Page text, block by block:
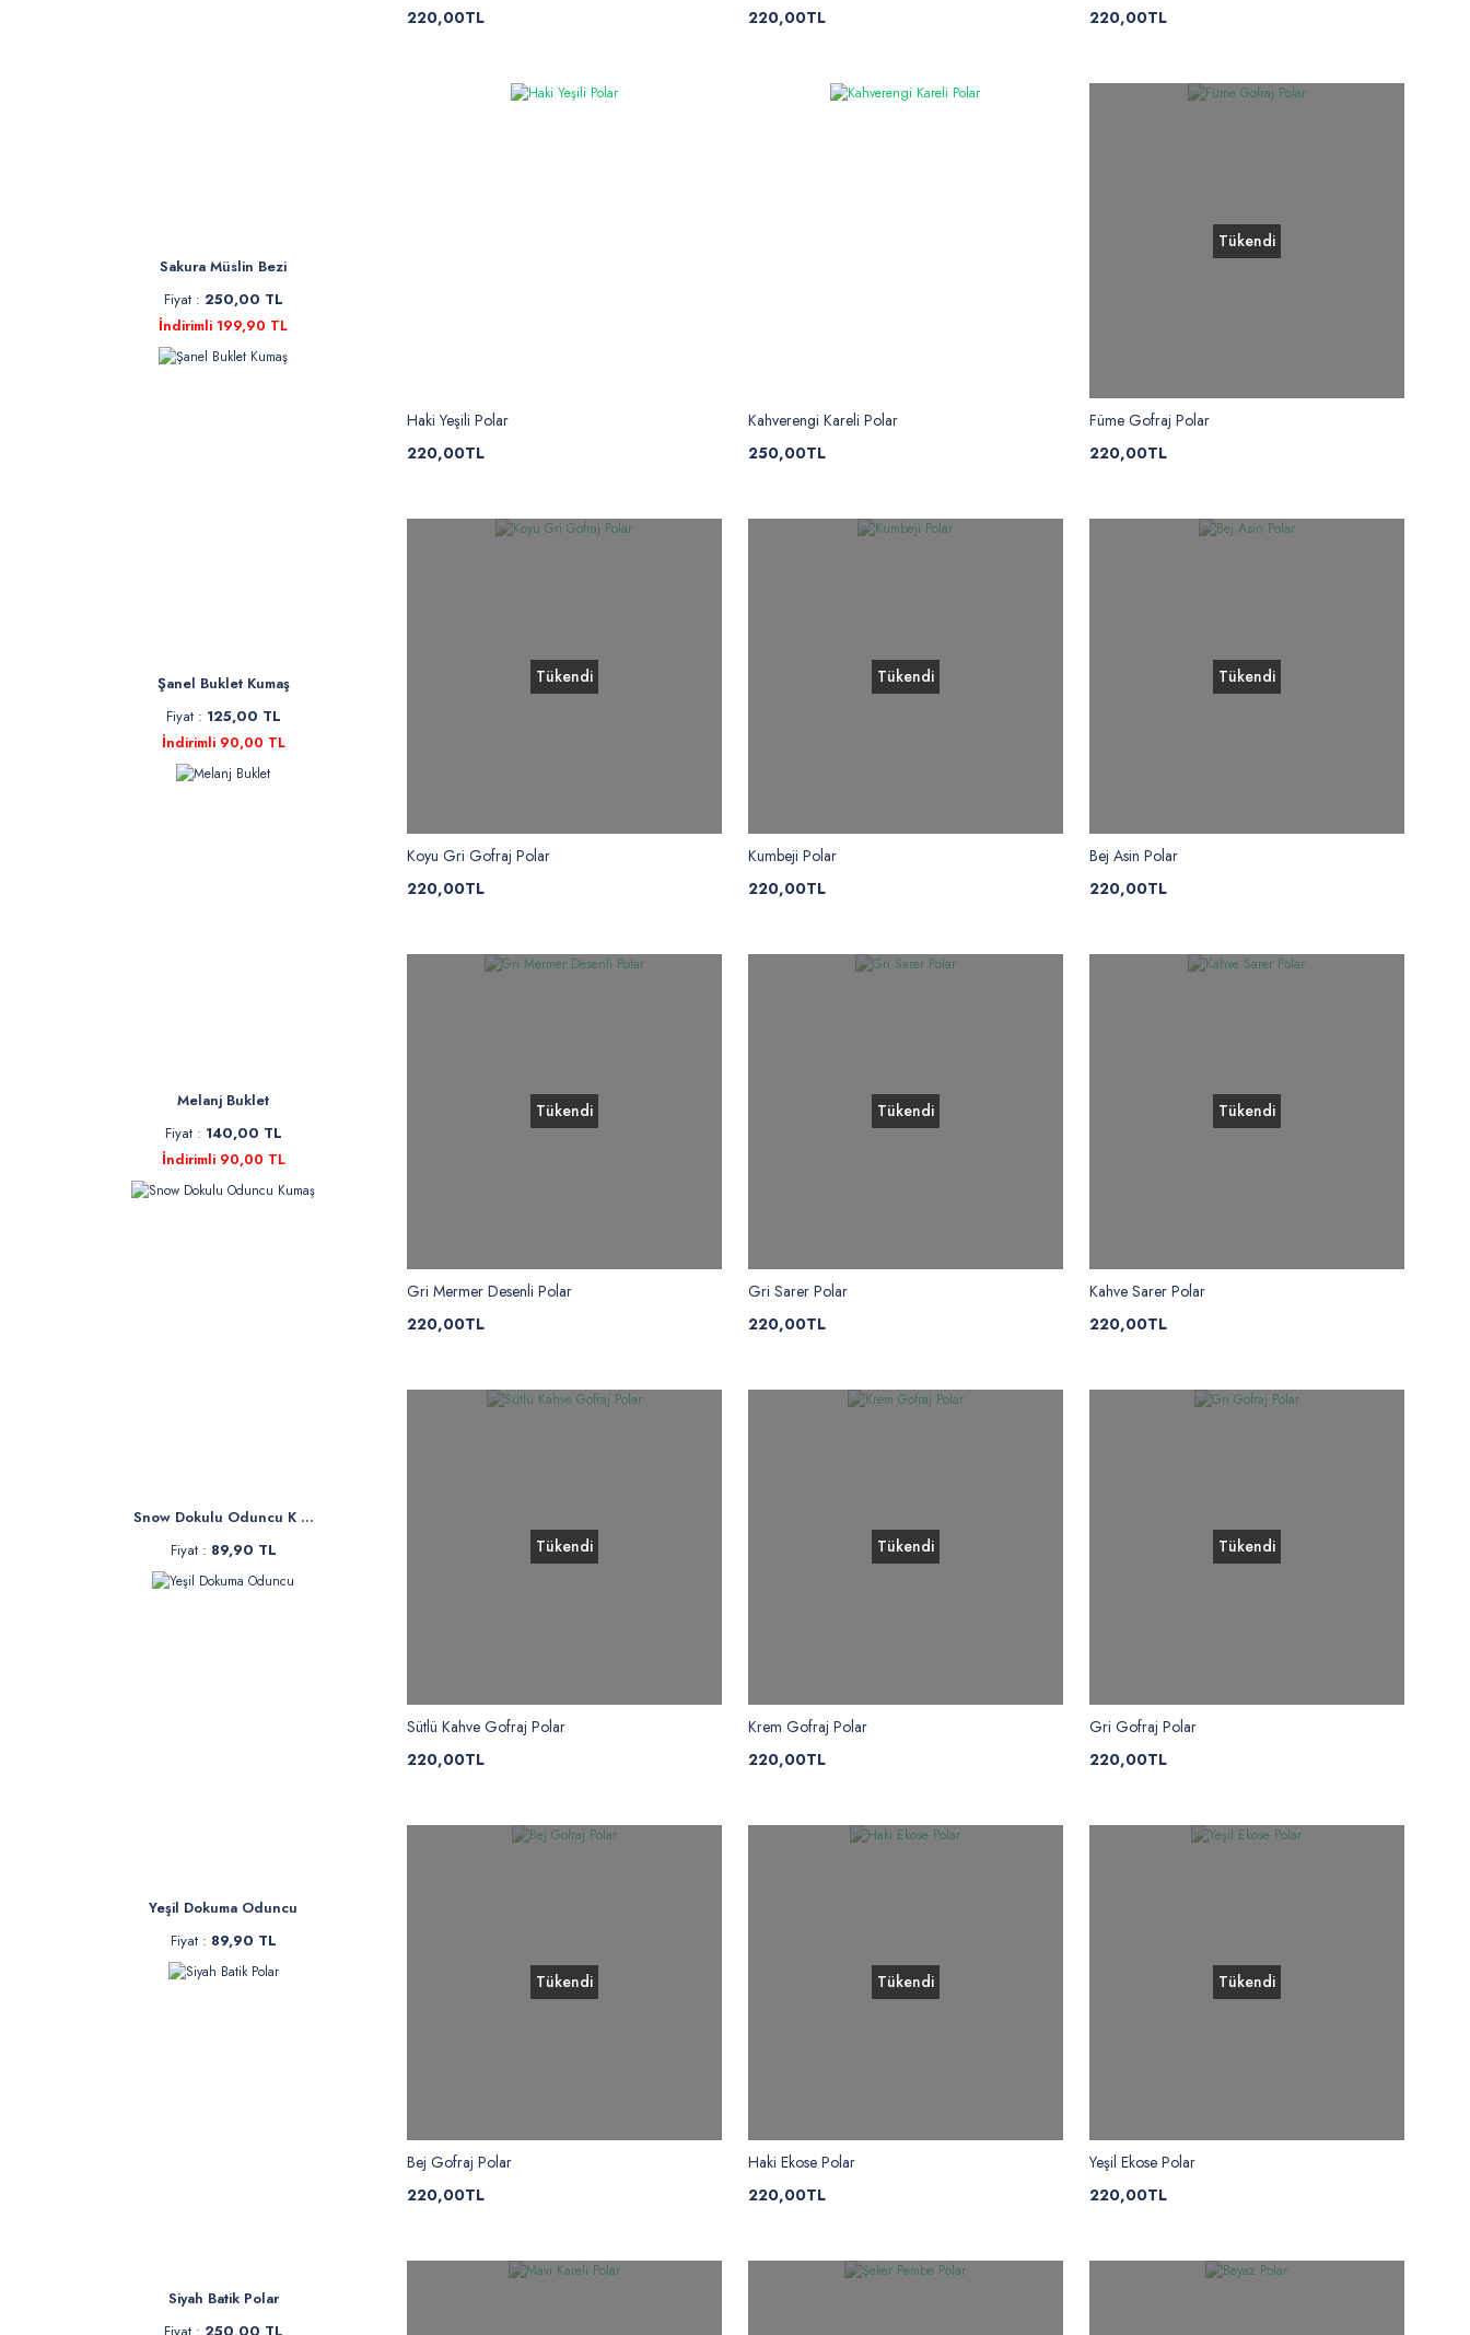
Sakura Müslin Bezi
Fiyat : 250,00 TL
İndirimli 199,90 TL
Şanel Buklet Kumaş
Fiyat : 125,00 TL
İndirimli 90,00 TL
Melanj Buklet
Fiyat : 140,00 TL
İndirimli 90,00 TL
Snow Dokulu Oduncu K ...
Fiyat : 89,90 TL
Yeşil Dokuma Oduncu
Fiyat : 89,90 TL
Siyah Batik Polar
220,00TL
220,00TL
220,00TL
Haki Yeşili Polar
220,00TL
Kahverengi Kareli Polar
250,00TL
Tükendi
Füme Gofraj Polar
220,00TL
Tükendi
Koyu Gri Gofraj Polar
220,00TL
Tükendi
Kumbeji Polar
220,00TL
Tükendi
Bej Asin Polar
220,00TL
Tükendi
Gri Mermer Desenli Polar
220,00TL
Tükendi
Gri Sarer Polar
220,00TL
Tükendi
Kahve Sarer Polar
220,00TL
Tükendi
Sütlü Kahve Gofraj Polar
220,00TL
Tükendi
Krem Gofraj Polar
220,00TL
Tükendi
Gri Gofraj Polar
220,00TL
Tükendi
Bej Gofraj Polar
220,00TL
Tükendi
Haki Ekose Polar
220,00TL
Tükendi
Yeşil Ekose Polar
220,00TL